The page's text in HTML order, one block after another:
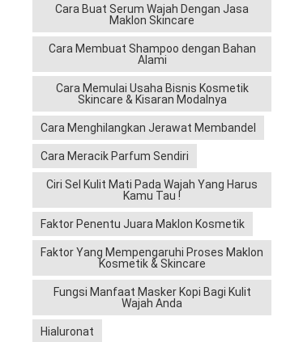
Cara Buat Serum Wajah Dengan Jasa
Maklon Skincare
Cara Membuat Shampoo dengan Bahan
Alami
Cara Memulai Usaha Bisnis Kosmetik
Skincare & Kisaran Modalnya
Cara Menghilangkan Jerawat Membandel
Cara Meracik Parfum Sendiri
Ciri Sel Kulit Mati Pada Wajah Yang Harus
Kamu Tau !
Faktor Penentu Juara Maklon Kosmetik
Faktor Yang Mempengaruhi Proses Maklon
Kosmetik & Skincare
Fungsi Manfaat Masker Kopi Bagi Kulit
Wajah Anda
Hialuronat